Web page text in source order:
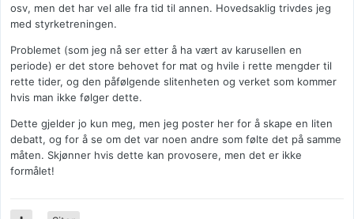
osv, men det har vel alle fra tid til annen. Hovedsaklig trivdes jeg
med styrketreningen.
Problemet (som jeg nå ser etter å ha vært av karusellen en
periode) er det store behovet for mat og hvile i rette mengder til
rette tider, og den påfølgende slitenheten og verket som kommer
hvis man ikke følger dette.
Dette gjelder jo kun meg, men jeg poster her for å skape en liten
debatt, og for å se om det var noen andre som følte det på samme
måten. Skjønner hvis dette kan provosere, men det er ikke
formålet!